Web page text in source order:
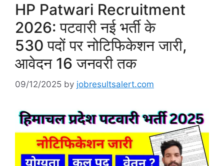
HP Patwari Recruitment
2026: पटवारी नई भर्ती के
530 पदों पर नोटिफिकेशन जारी,
आवेदन 16 जनवरी तक
09/12/2025 by jobresultsalert.com